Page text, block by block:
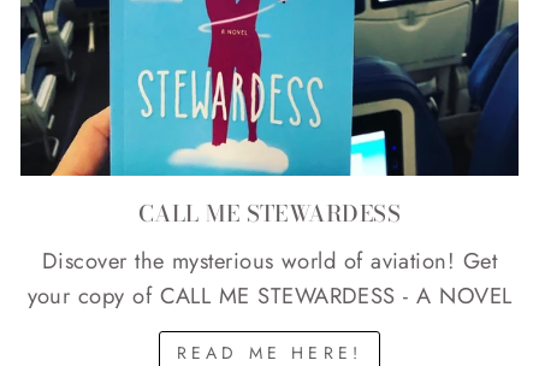
CALL ME STEWARDESS
Discover the mysterious world of aviation! Get
your copy of CALL ME STEWARDESS - A NOVEL
READ ME HERE!